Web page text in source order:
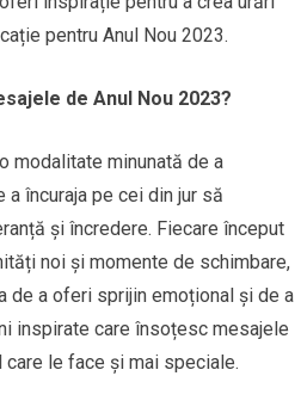
pentru Anul Nou 2023.
de Anul Nou 2023?
modalitate minunată de a
încuraja pe cei din jur să
și încredere. Fiecare început
noi și momente de schimbare,
de a oferi sprijin emoțional și de a
inspirate care însoțesc mesajele
le face și mai speciale.